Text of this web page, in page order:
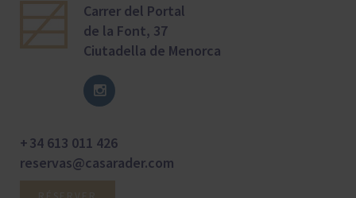
Carrer del Portal
de la Font, 37
Ciutadella de Menorca
+ 34 613 011 426
reservas@casarader.com